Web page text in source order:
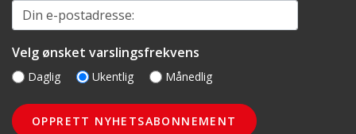
Din e-postadresse:
Velg ønsket varslingsfrekvens
Daglig Ukentlig Månedlig